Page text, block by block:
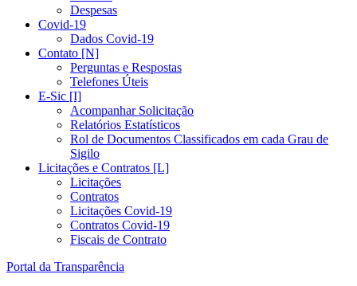
Despesas
Covid-19
Dados Covid-19
Contato [N]
Perguntas e Respostas
Telefones Úteis
E-Sic [I]
Acompanhar Solicitação
Relatórios Estatísticos
Rol de Documentos Classificados em cada Grau de
Sigilo
Licitações e Contratos [L]
Licitações
Contratos
Licitações Covid-19
Contratos Covid-19
Fiscais de Contrato
Portal da Transparência